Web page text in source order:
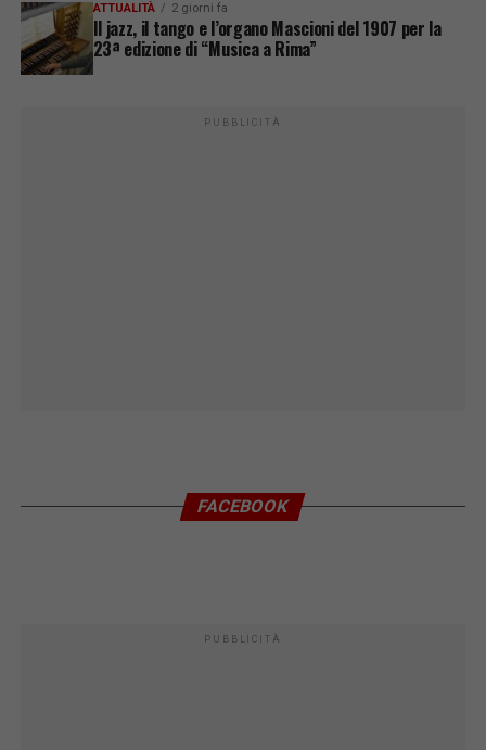
ATTUALITÀ 2 giorni fa
Il jazz, il tango e l’organo Mascioni del 1907 per la
23ª edizione di “Musica a Rima”
PUBBLICITÀ
FACEBOOK
PUBBLICITÀ